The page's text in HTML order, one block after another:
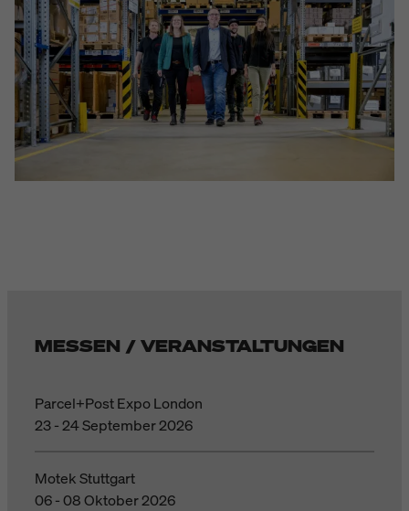
MESSEN / VERANSTALTUNGEN
Parcel+Post Expo London
23 - 24 September 2026
Motek Stuttgart
06 - 08 Oktober 2026